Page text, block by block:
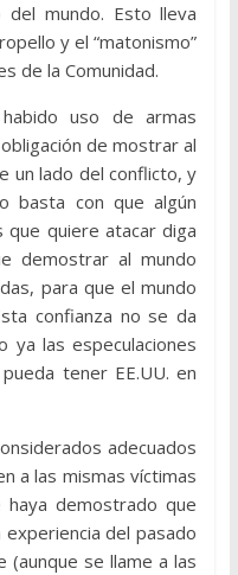
del mundo. Esto lleva
y el “matonismo”
de la Comunidad.
uso de armas
de mostrar al
un lado del conflicto, y
basta con que algún
quiere atacar diga
demostrar al mundo
para que el mundo
confianza no se da
ya las especulaciones
tener EE.UU. en
adecuados
a las mismas víctimas
demostrado que
del pasado
(aunque se llame a las